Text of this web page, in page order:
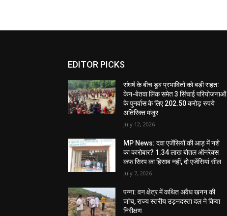
EDITOR PICKS
संघर्ष के बीच डूब प्रभावितों को बड़ी राहत:
केन-बेतवा लिंक समेत 3 सिंचाई परियोजनाओं
के पुनर्वास के लिए 202.50 करोड़ रुपये
अतिरिक्त मंजूर
July 12, 2026
MP News: दवा एजेंसियों की आड़ में नशे
का कारोबार? 1.34 लाख बोतल ऑनरेक्स
कफ सिरप का हिसाब नहीं, दो एजेंसियां सील
July 7, 2026
पन्ना: वन क्षेत्र में कथित अवैध खनन की
जांच, राज्य स्तरीय उड़नदस्ता दल ने किया
निरीक्षण